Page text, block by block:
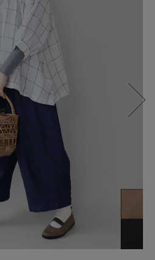
新規会員登録